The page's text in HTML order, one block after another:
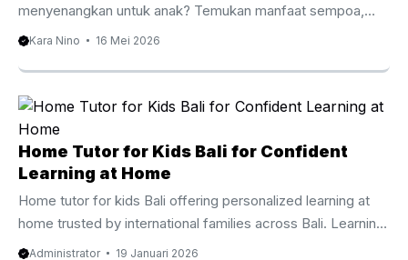
menyenangkan untuk anak? Temukan manfaat sempoa,
metode belajar, biaya les, serta rekomendasi tempat belajar
berhitung sejak dini. Les Sempoa Denpasar untuk Anak
Fokus dan Cepat Berhitung Kemampuan berhitung menjadi
salah satu fondasi penting dalam perkembangan akademik
anak. Karena itu, banyak orang tua mulai mencari Les
Sempoa Denpasar untuk membantu anak belajar
matematika dengan cara yang lebih mudah, cepat, dan
menyenangkan. Selain meningkatkan kemampuan
Kara Nino 16 Mei 2026
Home Tutor for Kids Bali for Confident
Learning at Home
Home tutor for kids Bali offering personalized learning at
home trusted by international families across Bali. Learning
at home has become an important choice for families who
Administrator 19 Januari 2026